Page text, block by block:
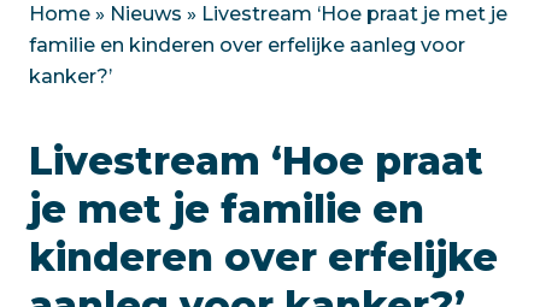
Home » Nieuws » Livestream ‘Hoe praat je met je
familie en kinderen over erfelijke aanleg voor
kanker?’
Livestream ‘Hoe praat
je met je familie en
kinderen over erfelijke